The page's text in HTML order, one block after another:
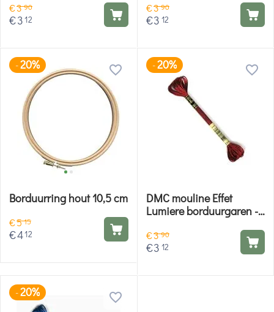
€390
€312
€390
€3 12
-20%
Borduurring hout 10,5 cm
€515
€412
-20%
DMC mouline Effet
Lumiere borduurgaren -
€390
€3 12
-20%